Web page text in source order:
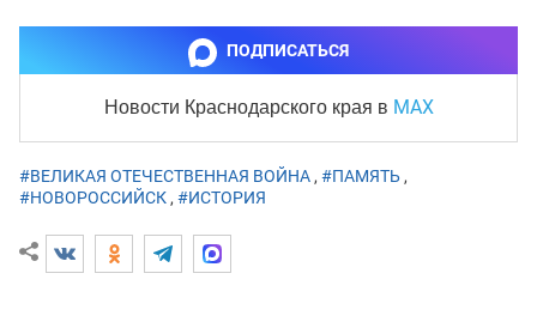
ПОДПИСАТЬСЯ
Новости Краснодарского края в MAX
#ВЕЛИКАЯ ОТЕЧЕСТВЕННАЯ ВОЙНА, #ПАМЯТЬ,
#НОВОРОССИЙСК, #ИСТОРИЯ